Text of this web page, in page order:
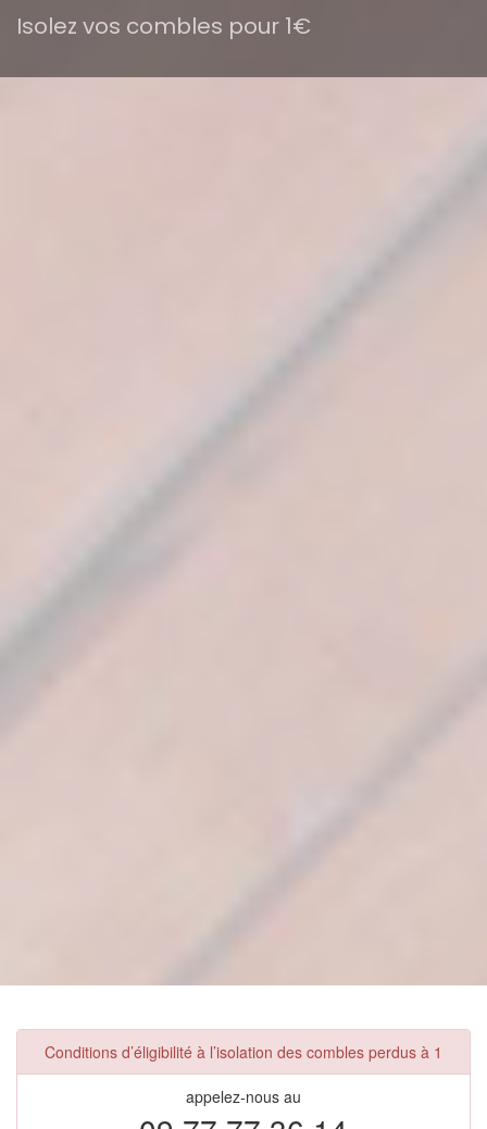
Isolez vos combles pour 1€
Conditions d’éligibilité à l’isolation des combles perdus à 1
appelez-nous au